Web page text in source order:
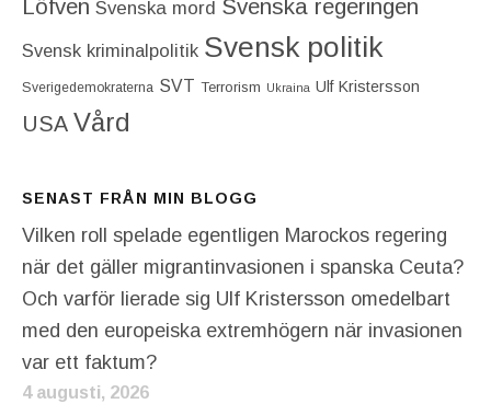
Löfven Svenska mord Svenska regeringen
Svensk kriminalpolitik Svensk politik
Sverigedemokraterna SVT Terrorism Ukraina Ulf Kristersson
USA Vård
SENAST FRÅN MIN BLOGG
Vilken roll spelade egentligen Marockos regering
när det gäller migrantinvasionen i spanska Ceuta?
Och varför lierade sig Ulf Kristersson omedelbart
med den europeiska extremhögern när invasionen
var ett faktum?
4 augusti, 2026